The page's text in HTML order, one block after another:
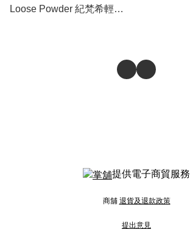
Loose Powder 紀梵希輕盈
提供電子商貿服務
商舖 退貨及退款政策
提出意見